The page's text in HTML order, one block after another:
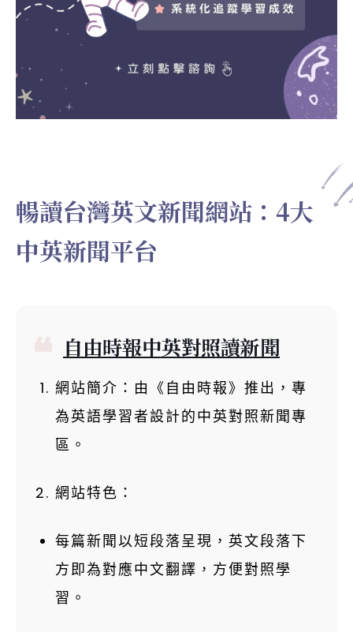
暢讀台灣英文新聞網站：4大
中英新聞平台
自由時報中英對照讀新聞
網站簡介：由《自由時報》推出，專
為英語學習者設計的中英對照新聞專
區。
網站特色：
每篇新聞以短段落呈現，英文段落下
方即為對應中文翻譯，方便對照學
習。